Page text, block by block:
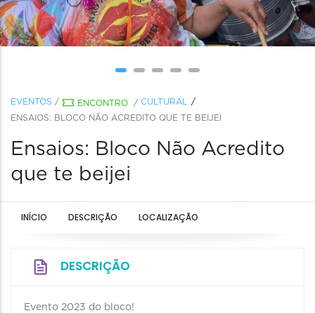
EVENTOS / ENCONTRO / CULTURAL
ENSAIOS: BLOCO NÃO ACREDITO QUE TE BEIJEI
Ensaios: Bloco Não Acredito
que te beijei
INÍCIO DESCRIÇÃO LOCALIZAÇÃO
DESCRIÇÃO
Evento 2023 do bloco!